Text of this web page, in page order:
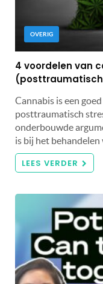
OVERIG
4 voordelen van
Cannabis is een
posttraumatisch
onderbouwde
is bij het behandelen
LEES VERDER